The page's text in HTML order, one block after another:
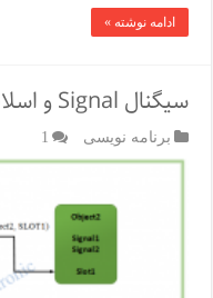
ادامه نوشته »
سیگنال Signal و اسلات Slot در کیوت
برنامه نویسی 1